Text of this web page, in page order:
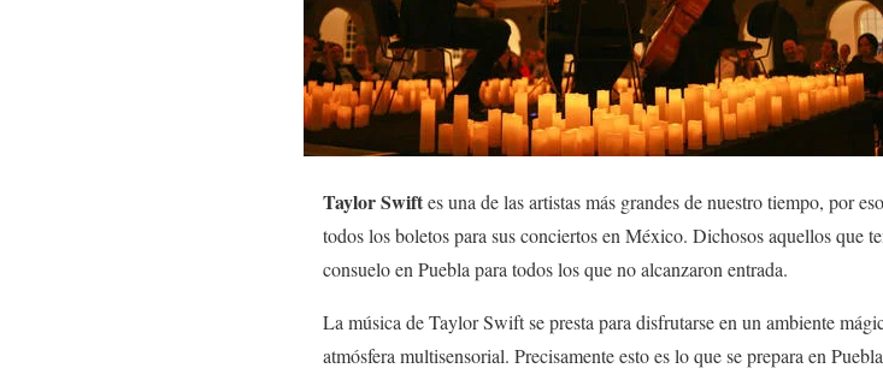
Taylor Swiftes una de las artistas más grandes de nuestro tiempo, por
todos los boletos para sus conciertos en México. Dichosos aquellos que
consuelo en Puebla para todos los que no alcanzaron entrada.
La música de Taylor Swift se presta para disfrutarse en un ambiente
atmósfera multisensorial. Precisamente esto es lo que se prepara en